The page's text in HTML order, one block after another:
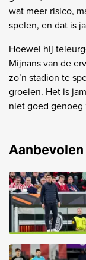
wat meer risico,
spelen, en dat is
Hoewel hij
Mijnans van de
zo’n stadion te
groeien. Het is
niet goed genoeg
Aanbevolen